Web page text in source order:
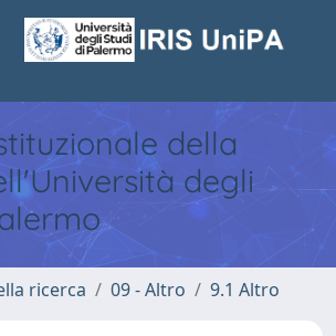
della
degli
ricerca 09 - Altro 9.1 Altro